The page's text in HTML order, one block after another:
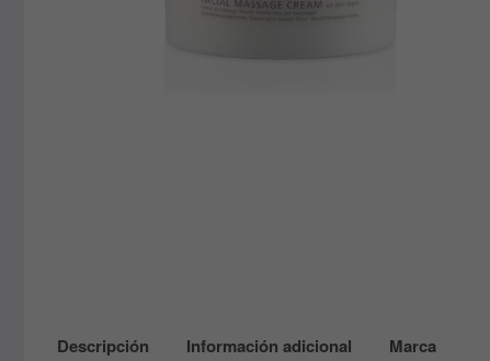
Descripción Información adicional Marca